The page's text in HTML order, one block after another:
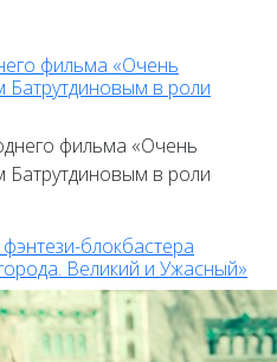
фильма «Очень
Батрутдиновым в роли
блокбастера
Великий и Ужасный»